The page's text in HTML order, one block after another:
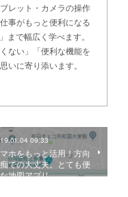
レット・カメラの操作
事がもっと便利になる
まで幅広く学べます。
ない」「便利な機能を
いに寄り添います。
09:33
ホをもっと活用！方向
での大丈夫。とても便
地図アプリ